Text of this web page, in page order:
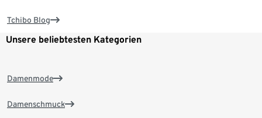
Tchibo Blog
Unsere beliebtesten Kategorien
Damenmode
Damenschmuck